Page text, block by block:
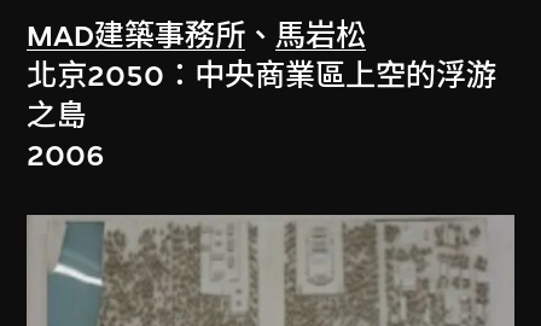
MAD建築事務所 、 馬岩松
北京2050：中央商業區上空的浮游
之島
2006